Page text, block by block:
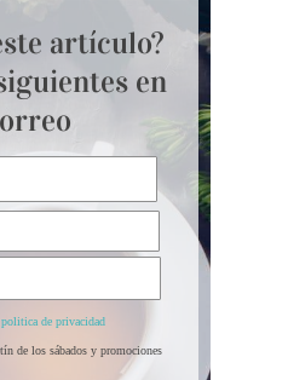
politica de privacidad
artículo?
en
de los sábados y promociones